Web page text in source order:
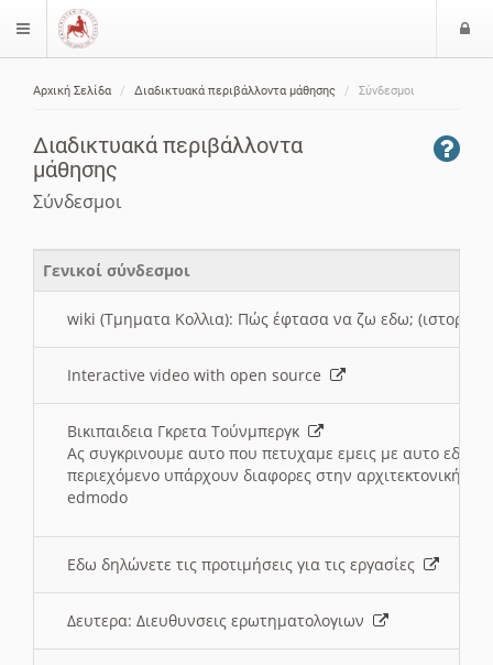
$langMenu
Αρχική Σελίδα Διαδικτυακά περιβάλλοντα μάθησης Σύνδεσμοι
Διαδικτυακά περιβάλλοντα
μάθησης
Σύνδεσμοι
Γενικοί σύνδεσμοι
wiki (Τμηματα Κολλια): Πώς έφτασα να ζω εδω; (ιστορια)
Interactive video with open source
Βικιπαιδεια Γκρετα Τούνμπεργκ
Ας συγκρινουμε αυτο που πετυχαμε εμεις με αυτο εδω
περιεχόμενο υπάρχουν διαφορες στην αρχιτεκτονική
edmodo
Εδω δηλώνετε τις προτιμήσεις για τις εργασίες
Δευτερα: Διευθυνσεις ερωτηματολογιων